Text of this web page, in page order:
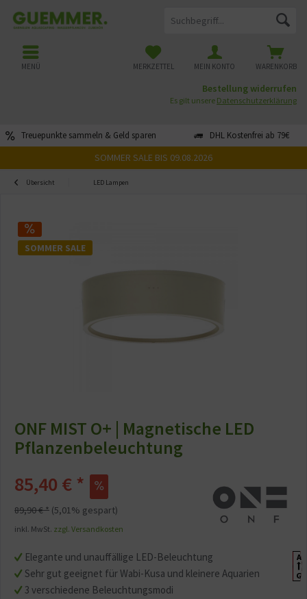
Treuepunkte sammeln & Geld sparen DHL Kostenfrei ab 79€
WARENKORB
MERKZETTEL MEIN KONTO
MENÜ
Bestellung widerrufen
Es gilt unsere Datenschutzerklärung
SOMMER SALE BIS 09.08.2026
Übersicht LED Lampen
SOMMER SALE
ONF MIST O+ | Magnetische LED
Pflanzenbeleuchtung
Elegante und unauffällige LED-Beleuchtung
Sehr gut geeignet für Wabi-Kusa und kleinere Aquarien
3 verschiedene Beleuchtungsmodi
85,40 € *
89,90 € * (5,01% gespart)
inkl. MwSt. zzgl. Versandkosten
G
A
G